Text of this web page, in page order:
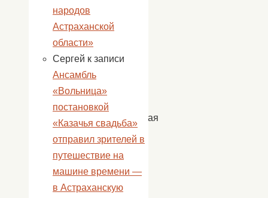
при
труд.
«Привыкая
народов
Астраханской
области»
Сергей к записи
Ансамбль
«Вольница»
постановкой
«Казачья свадьба»
отправил зрителей в
путешествие на
машине времени —
в Астраханскую